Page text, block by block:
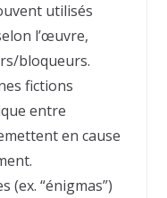
utilisés
l’œuvre,
bloqueurs.
fictions
entre
en cause
(ex. “énigmas”)